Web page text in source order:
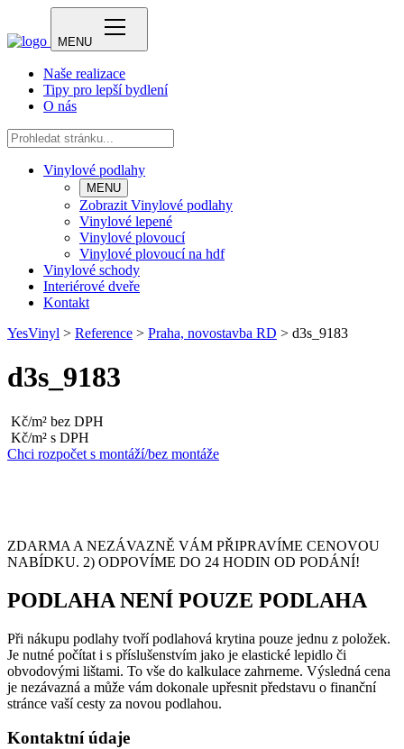
MENU
Naše realizace
Tipy pro lepší bydlení
O nás
Vinylové podlahy
MENU
Zobrazit Vinylové podlahy
Vinylové lepené
Vinylové plovoucí
Vinylové plovoucí na hdf
Vinylové schody
Interiérové dveře
Kontakt
YesVinyl > Reference > Praha, novostavba RD > d3s_9183
d3s_9183
Kč/m² bez DPH
Kč/m² s DPH
Chci rozpočet s montáží/bez montáže
ZDARMA A NEZÁVAZNĚ VÁM PŘIPRAVÍME CENOVOU
NABÍDKU. 2) ODPOVÍME DO 24 HODIN OD PODÁNÍ!
PODLAHA NENÍ POUZE PODLAHA
Při nákupu podlahy tvoří podlahová krytina pouze jednu z položek.
Je nutné počítat i s příslušenstvím jako je elastické lepidlo či
obvodovými lištami. To vše do kalkulace zahrneme. Výsledná cena
je nezávazná a může vám dokonale upřesnit představu o finanční
stránce vaší cesty za novou podlahou.
Kontaktní údaje